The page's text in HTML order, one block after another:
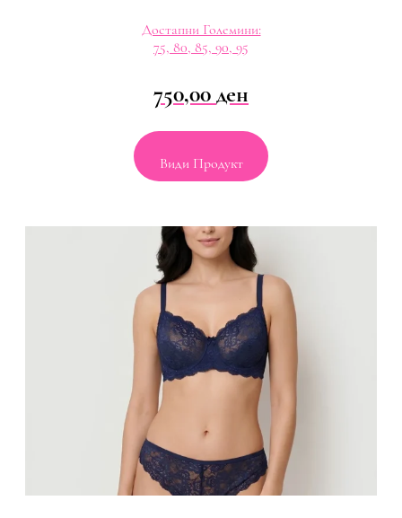
Достапни Големини:
75, 80, 85, 90, 95
750,00ден
Види Продукт